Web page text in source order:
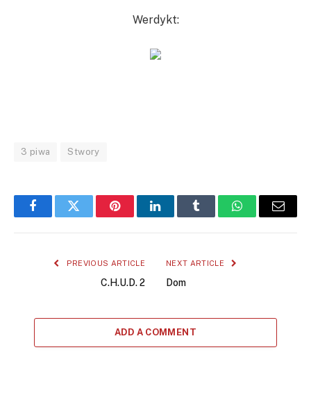
Werdykt:
3 piwa Stwory
FacebookTwitter PinterestLinkedInTumblr WhatsAppEmail
PREVIOUS ARTICLE
C.H.U.D. 2
NEXT ARTICLE
Dom
ADD A COMMENT